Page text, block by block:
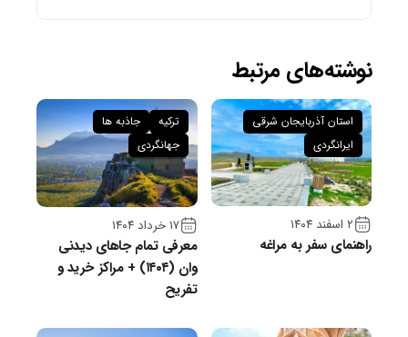
نوشته‌های مرتبط
۲ اسفند ۱۴۰۴
راهنمای سفر به مراغه
استان آذربایجان شرقی
ایرانگردی
۱۷ خرداد ۱۴۰۴
معرفی تمام جاهای دیدنی
وان (۱۴۰۴) + مراکز خرید و
تفریح
ترکیه
جاذبه ها
جهانگردی